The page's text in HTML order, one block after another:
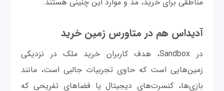
آدیداس هم در متاورس زمین خرید
در Sandbox، هدف کاربران خرید ملک در نزدیکی
زمین‌هایی است که حاوی تجربیات جالبی است، مانند
بازی‌ها، کنسرت‌های دیجیتال یا فضاهای تفریحی که